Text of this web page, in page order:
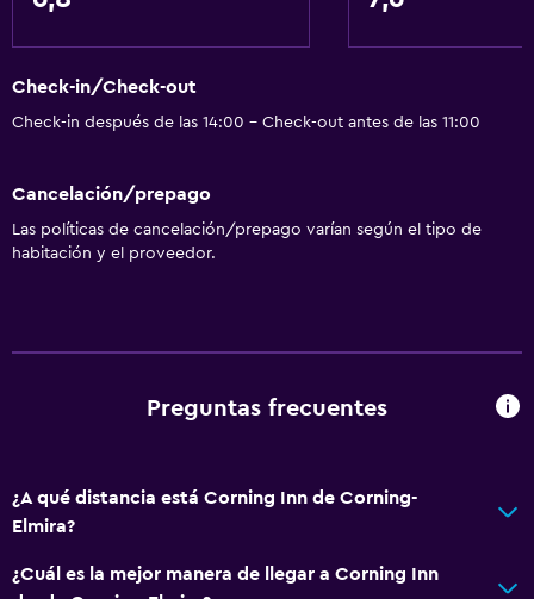
Check-in/Check-out
Check-in después de las 14:00 - Check-out antes de las 11:00
Cancelación/prepago
Las políticas de cancelación/prepago varían según el tipo de
habitación y el proveedor.
Preguntas frecuentes
¿A qué distancia está Corning Inn de Corning-
Elmira?
¿Cuál es la mejor manera de llegar a Corning Inn